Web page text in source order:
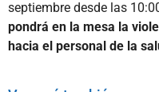
septiembre desde las
pondrá en la mesa la
hacia el personal de la